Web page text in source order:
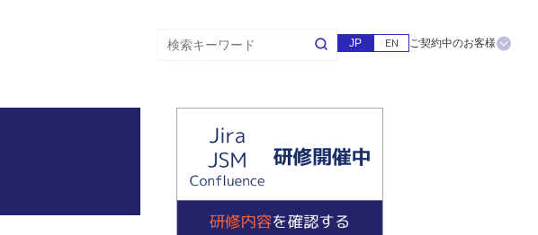
JP EN ご契約中のお客様